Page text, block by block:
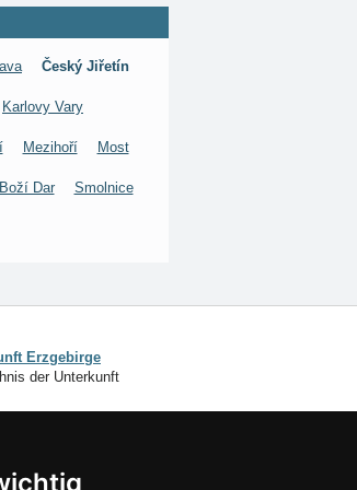
Český Jiřetín
Karlovy Vary
Mezihoří Most
Dar Smolnice
Erzgebirge
der Unterkunft